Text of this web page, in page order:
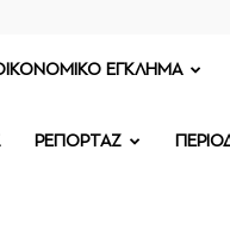
ΕΓΚΛΗΜΑ
ΡΕΠΟΡΤΑΖ